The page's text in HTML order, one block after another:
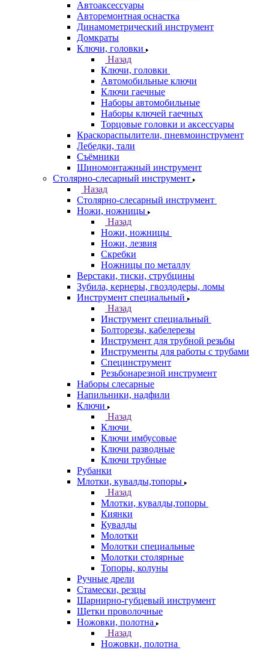
Автоаксессуары
Авторемонтная оснастка
Динамометрический инструмент
Домкраты
Ключи, головки
Назад
Ключи, головки
Автомобильные ключи
Ключи гаечные
Наборы автомобильные
Наборы ключей гаечных
Торцовые головки и аксессуары
Краскораспылители, пневмоинструмент
Лебедки, тали
Съёмники
Шиномонтажный инструмент
Столярно-слесарный инструмент
Назад
Столярно-слесарный инструмент
Ножи, ножницы
Назад
Ножи, ножницы
Ножи, лезвия
Скребки
Ножницы по металлу
Верстаки, тиски, струбцины
Зубила, кернеры, гвоздодеры, ломы
Инструмент специальный
Назад
Инструмент специальный
Болторезы, кабелерезы
Инструмент для трубной резьбы
Инструменты для работы с трубами
Специнструмент
Резьбонарезной инструмент
Наборы слесарные
Напильники, надфили
Ключи
Назад
Ключи
Ключи имбусовые
Ключи разводные
Ключи трубные
Рубанки
Млотки, кувалды,топоры
Назад
Млотки, кувалды,топоры
Киянки
Кувалды
Молотки
Молотки специальные
Молотки столярные
Топоры, колуны
Ручные дрели
Стамески, резцы
Шарнирно-губцевый инструмент
Щетки проволочные
Ножовки, полотна
Назад
Ножовки, полотна